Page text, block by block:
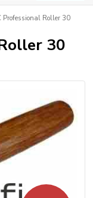
Professional Roller 30
30